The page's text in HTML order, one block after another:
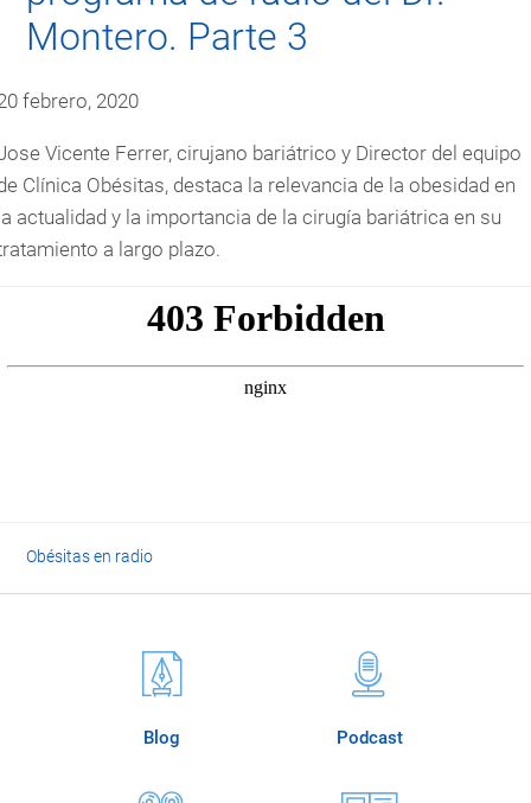
Montero. Parte 3
febrero, 2020
Vicente Ferrer, cirujano bariátrico y Director del equipo
Clínica Obésitas, destaca la relevancia de la obesidad en
actualidad y la importancia de la cirugía bariátrica en su
a largo plazo.
Obésitas en radio
Blog Podcast